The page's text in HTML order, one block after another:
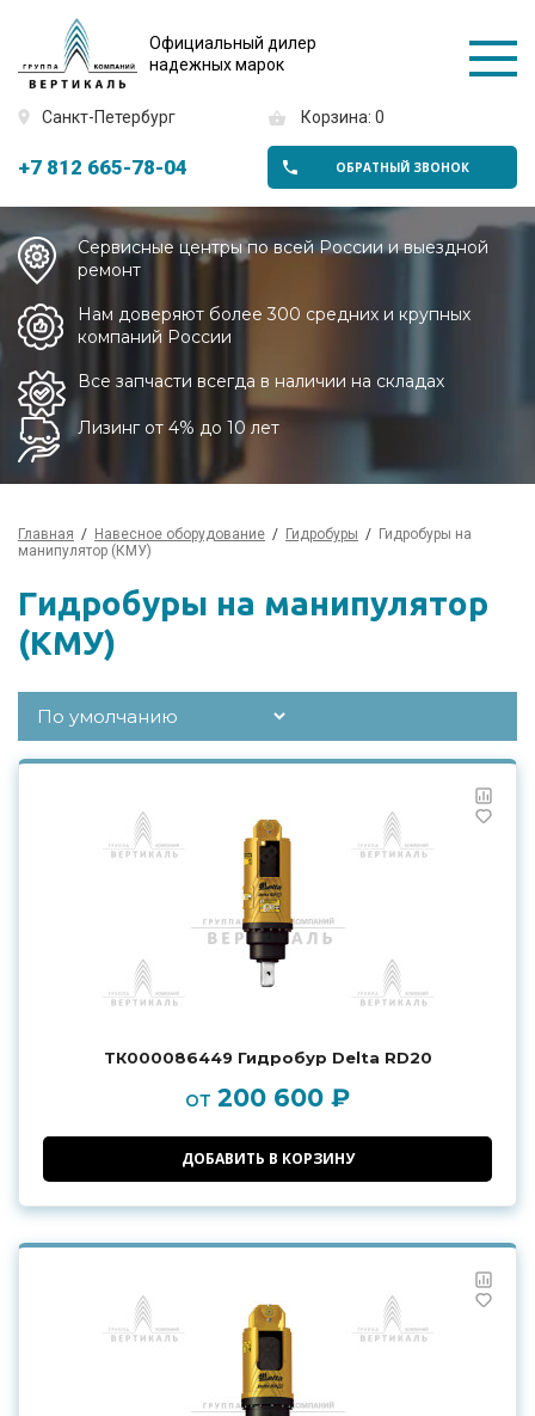
Официальный дилер
надежных марок
Санкт-Петербург Корзина: 0
+7 812 665-78-04 ОБРАТНЫЙ ЗВОНОК
Сервисные центры по всей России и выездной
ремонт
Нам доверяют более 300 средних и крупных
компаний России
Все запчасти всегда в наличии на складах
Лизинг от 4% до 10 лет
Главная Навесное оборудование Гидробуры
Гидробуры на
манипулятор (КМУ)
Гидробуры на манипулятор
(КМУ)
ТК000086449 Гидробур Delta RD20
от 200 600 ₽
ДОБАВИТЬ В КОРЗИНУ